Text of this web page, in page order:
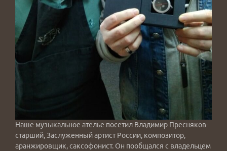
Наше музыкальное ателье посетил Владимир Пресняков-
старший, Заслуженный артист России, композитор,
аранжировщик, саксофонист. Он пообщался с владельцем